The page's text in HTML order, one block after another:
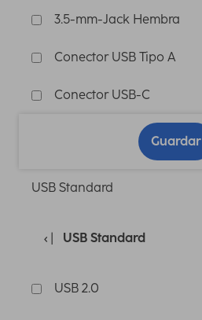
3.5-mm-Jack Hembra
Conector USB Tipo A
Conector USB-C
Guardar
USB Standard
USB Standard
USB 2.0